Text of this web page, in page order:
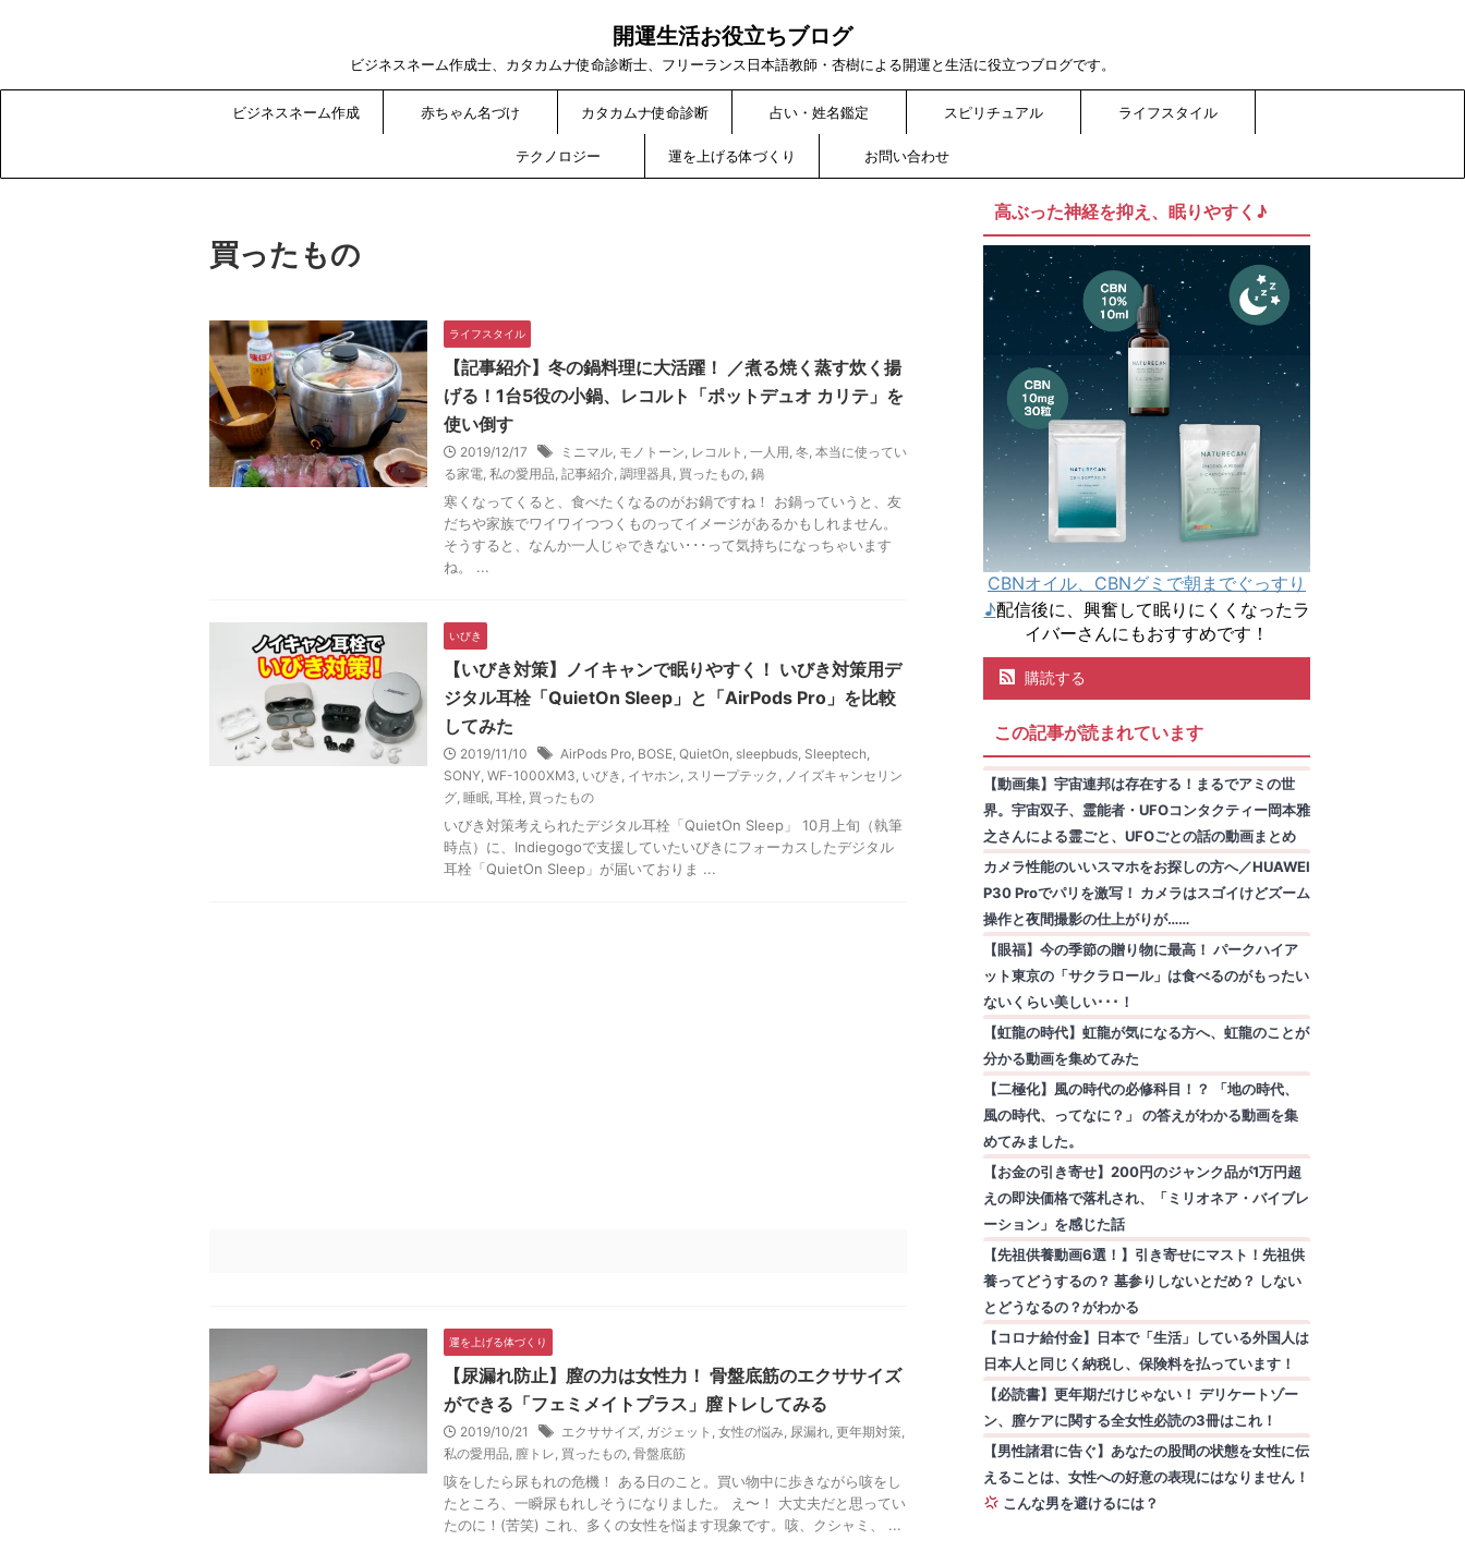
開運生活お役立ちブログ
ビジネスネーム作成士、カタカムナ使命診断士、フリーランス日本語教師・杏樹による開運と生活に役立つブログです。
ビジネスネーム作成 赤ちゃん名づけ カタカムナ使命診断 占い・姓名鑑定 スピリチュアル ライフスタイル
テクノロジー 運を上げる体づくり お問い合わせ
買ったもの
ライフスタイル
【記事紹介】冬の鍋料理に大活躍！ ／煮る焼く蒸す炊く揚
げる！1台5役の小鍋、レコルト「ポットデュオ カリテ」を
使い倒す
2019/12/17 ミニマル, モノトーン, レコルト , 一人用, 冬, 本当に使ってい
る家電, 私の愛用品, 記事紹介, 調理器具, 買ったもの, 鍋
寒くなってくると、食べたくなるのがお鍋ですね！ お鍋っていうと、友
だちや家族でワイワイつつくものってイメージがあるかもしれません。
そうすると、なんか一人じゃできない･･･って気持ちになっちゃいます
ね。 ...
いびき
【いびき対策】ノイキャンで眠りやすく！ いびき対策用デ
ジタル耳栓「QuietOn Sleep」と「AirPods Pro」を比較
してみた
2019/11/10 AirPods Pro, BOSE, QuietOn, sleepbuds, Sleeptech,
SONY, WF-1000XM3, いびき , イヤホン, スリープテック , ノイズキャンセリン
グ, 睡眠, 耳栓, 買ったもの
いびき対策考えられたデジタル耳栓「QuietOn Sleep」 10月上旬（執筆
時点）に、Indiegogoで支援していたいびきにフォーカスしたデジタル
耳栓「QuietOn Sleep」が届いておりま ...
運を上げる体づくり
【尿漏れ防止】膣の力は女性力！ 骨盤底筋のエクササイズ
ができる「フェミメイトプラス」膣トレしてみる
2019/10/21 エクササイズ, ガジェット , 女性の悩み, 尿漏れ, 更年期対策,
私の愛用品, 膣トレ, 買ったもの, 骨盤底筋
咳をしたら尿もれの危機！ ある日のこと。買い物中に歩きながら咳をし
たところ、一瞬尿もれしそうになりました。 え〜！ 大丈夫だと思ってい
たのに！(苦笑) これ、多くの女性を悩ます現象です。咳、クシャミ、 ...
高ぶった神経を抑え、眠りやすく♪
CBNオイル、CBNグミで朝までぐっすり
♪配信後に、興奮して眠りにくくなったラ
イバーさんにもおすすめです！
購読する
この記事が読まれています
【動画集】宇宙連邦は存在する！まるでアミの世
界。宇宙双子、霊能者・UFOコンタクティー岡本雅
之さんによる霊ごと、UFOごとの話の動画まとめ
カメラ性能のいいスマホをお探しの方へ／HUAWEI
P30 Proでパリを激写！ カメラはスゴイけどズーム
操作と夜間撮影の仕上がりが……
【眼福】今の季節の贈り物に最高！ パークハイア
ット東京の「サクラロール」は食べるのがもったい
ないくらい美しい･･･！
【虹龍の時代】虹龍が気になる方へ、虹龍のことが
分かる動画を集めてみた
【二極化】風の時代の必修科目！？ 「地の時代、
風の時代、ってなに？」 の答えがわかる動画を集
めてみました。
【お金の引き寄せ】200円のジャンク品が1万円超
えの即決価格で落札され、「ミリオネア・バイブレ
ーション」を感じた話
【先祖供養動画6選！】引き寄せにマスト！先祖供
養ってどうするの？ 墓参りしないとだめ？ しない
とどうなるの？がわかる
【コロナ給付金】日本で「生活」している外国人は
日本人と同じく納税し、保険料を払っています！
【必読書】更年期だけじゃない！ デリケートゾー
ン、膣ケアに関する全女性必読の3冊はこれ！
【男性諸君に告ぐ】あなたの股間の状態を女性に伝
えることは、女性への好意の表現にはなりません！
こんな男を避けるには？